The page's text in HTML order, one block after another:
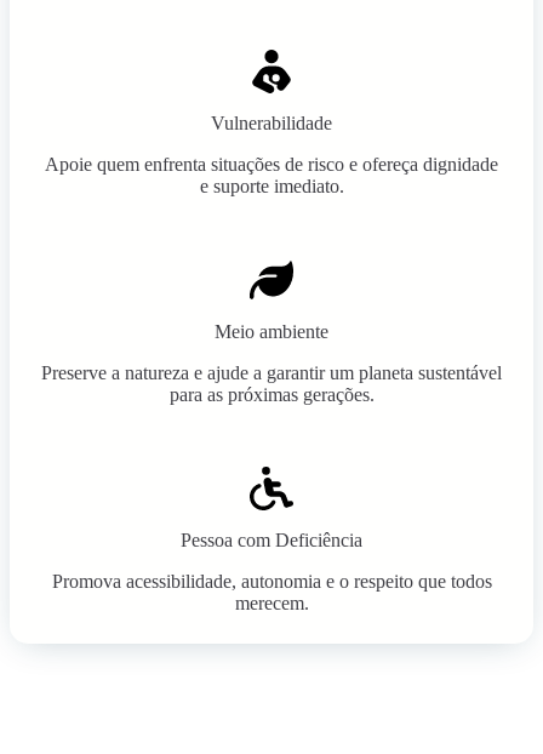
Vulnerabilidade
Apoie quem enfrenta situações de risco e ofereça dignidade
e suporte imediato.
Meio ambiente
Preserve a natureza e ajude a garantir um planeta sustentável
para as próximas gerações.
Pessoa com Deficiência
Promova acessibilidade, autonomia e o respeito que todos
merecem.